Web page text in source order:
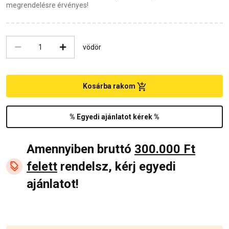
megrendelésre érvényes!
vödör
% Egyedi ajánlatot kérek %
Kosárba rakom
Amennyiben bruttó 300.000 Ft
felett rendelsz, kérj egyedi
ajánlatot!